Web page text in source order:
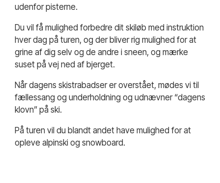
udenfor pisterne.
Du vil få mulighed forbedre dit skiløb med instruktion
hver dag på turen, og der bliver rig mulighed for at
grine af dig selv og de andre i sneen, og mærke
suset på vej ned af bjerget.
Når dagens skistrabadser er overstået, mødes vi til
fællessang og underholdning og udnævner “dagens
klovn” på ski.
På turen vil du blandt andet have mulighed for at
opleve alpinski og snowboard.